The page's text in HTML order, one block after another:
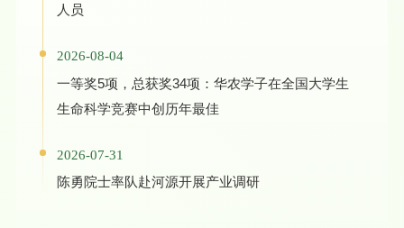
人员
2026-08-04
一等奖5项，总获奖34项：华农学子在全国大学生
生命科学竞赛中创历年最佳
2026-07-31
陈勇院士率队赴河源开展产业调研